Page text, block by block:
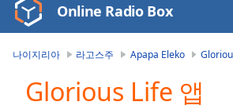
Video
Player
Play
Video
Online Radio Box
나이지리아 라고스주 Apapa Eleko
Glorious Life 앱